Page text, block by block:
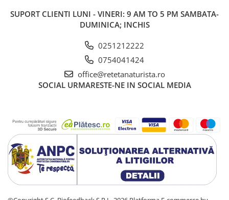
SUPORT CLIENTI LUNI - VINERI: 9 AM TO 5 PM SAMBATA-
DUMINICA; INCHIS
0251212222
0754041424
office@retetanaturista.ro
SOCIAL URMARESTE-NE IN SOCIAL MEDIA